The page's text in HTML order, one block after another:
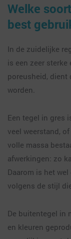
Welke
best
In de zuidelijke
is een zeer
poreusheid, dient
worden.
Een tegel in gres
veel weerstand,
volle massa
afwerkingen: zo
Daarom is het
volgens de stijl
De buitentegel in
en kleuren